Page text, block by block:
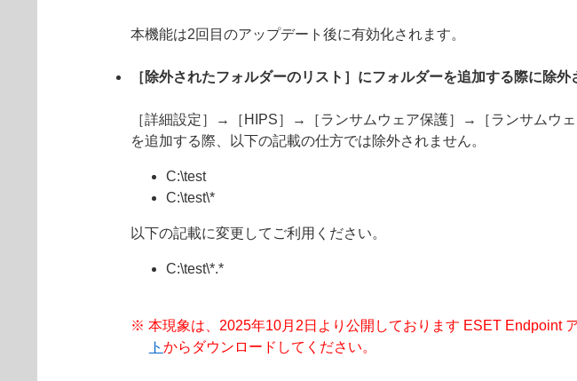
本機能は2回目のアップデート後に有効化されます。
［除外されたフォルダーのリスト］にフォルダーを追加する際に除
［詳細設定］→［HIPS］→［ランサムウェア保護］→［ランサムウ
を追加する際、以下の記載の仕方では除外されません。
C:\test
C:\test\*
以下の記載に変更してご利用ください。
C:\test\*.*
※ 本現象は、2025年10月2日より公開しております ESET Endpoint
ト からダウンロードしてください。